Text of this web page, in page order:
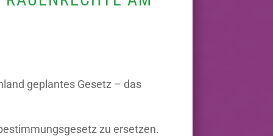
geplantes Gesetz – das
zu ersetzen.